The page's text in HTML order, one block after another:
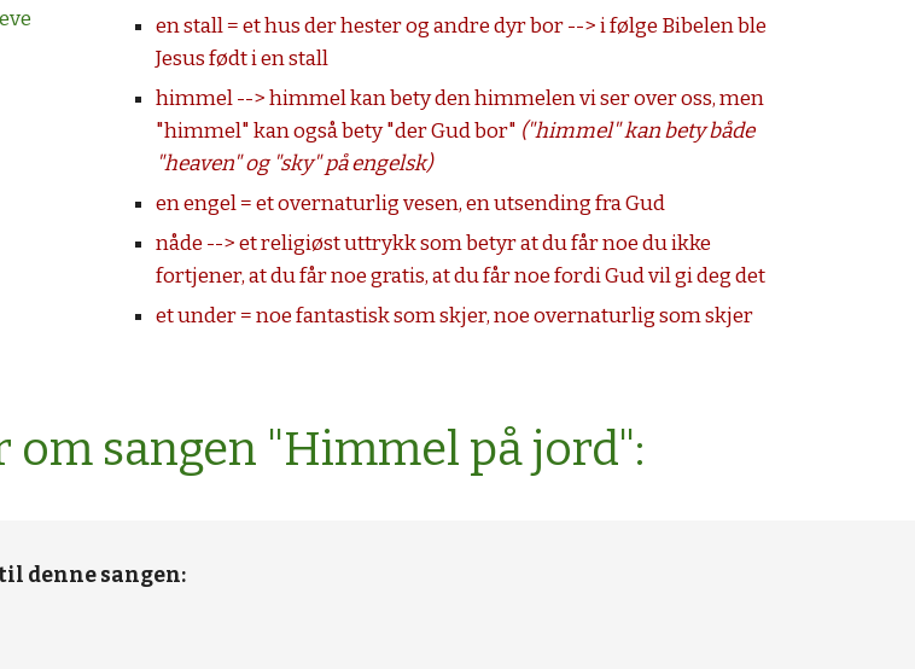
en stall = et hus der hester og andre dyr bor --> i følge Bibelen ble
Jesus født i en stall
himmel --> himmel kan bety den himmelen vi ser over oss, men
"himmel" kan også bety "der Gud bor" ("himmel" kan bety både
"heaven" og "sky" på engelsk)
en engel = et overnaturlig vesen, en utsending fra Gud
nåde --> et religiøst uttrykk som betyr at du får noe du ikke
fortjener, at du får noe gratis, at du får noe fordi Gud vil gi deg det
et under = noe fantastisk som skjer, noe overnaturlig som skjer
om sangen "Himmel på jord":
denne sangen: